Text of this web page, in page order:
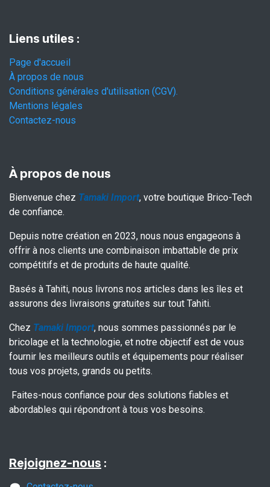
Liens utiles :
Page d'accueil
À propos de nous
Conditions générales d'utilisation (CGV).
Mentions légales
Contactez-nous
À propos de nous
Bienvenue chez Tamaki Import, votre boutique Brico-Tech
de confiance.
Depuis notre création en 2023, nous nous engageons à
offrir à nos clients une combinaison imbattable de prix
compétitifs et de produits de haute qualité.
Basés à Tahiti, nous livrons nos articles dans les îles et
assurons des livraisons gratuites sur tout Tahiti.
Chez Tamaki Import, nous sommes passionnés par le
bricolage et la technologie, et notre objectif est de vous
fournir les meilleurs outils et équipements pour réaliser
tous vos projets, grands ou petits.
Faites-nous confiance pour des solutions fiables et
abordables qui répondront à tous vos besoins.
Rejoignez-nous :